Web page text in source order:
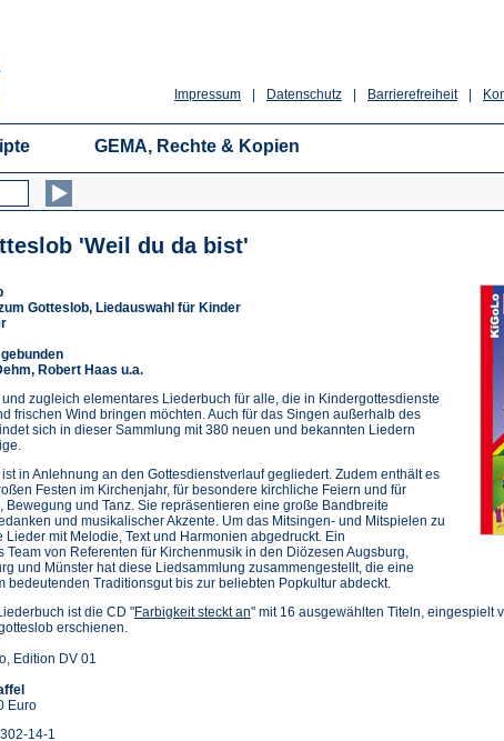
Barrierefreiheit
Datenschutz
Impressum
GEMA, Rechte & Kopien
'Weil du da bist'
Gotteslob, Liedauswahl für Kinder
Robert Haas u.a.
zugleich elementares Liederbuch für alle, die in Kindergottesdienste
frischen Wind bringen möchten. Auch für das Singen außerhalb des
sich in dieser Sammlung mit 380 neuen und bekannten Liedern
in Anlehnung an den Gottesdienstverlauf gegliedert. Zudem enthält es
Festen im Kirchenjahr, für besondere kirchliche Feiern und für
Bewegung und Tanz. Sie repräsentieren eine große Bandbreite
und musikalischer Akzente. Um das Mitsingen- und Mitspielen zu
Lieder mit Melodie, Text und Harmonien abgedruckt. Ein
Team von Referenten für Kirchenmusik in den Diözesen Augsburg,
und Münster hat diese Liedsammlung zusammengestellt, die eine
bedeutenden Traditionsgut bis zur beliebten Popkultur abdeckt.
ist die CD "Farbigkeit steckt an" mit 16 ausgewählten Titeln, eingespielt
erschienen.
Edition DV 01
Euro
14-1